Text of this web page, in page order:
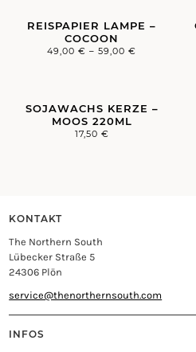
REISPAPIER LAMPE –
COCOON
49,00€ –59,00€
SOJAWACHS KERZE –
MOOS 220ML
17,50 €
KONTAKT
The Northern South
Lübecker Straße 5
24306 Plön
service@thenorthernsouth.com
INFOS